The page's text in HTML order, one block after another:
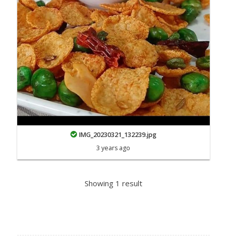
IMG_20230321_132239.jpg
3 years ago
Showing 1 result